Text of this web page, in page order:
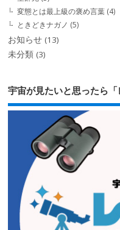
変態とは最上級の褒め言葉 (4)
ときどきナガノ (5)
お知らせ (13)
未分類 (3)
宇宙が見たいと思ったら